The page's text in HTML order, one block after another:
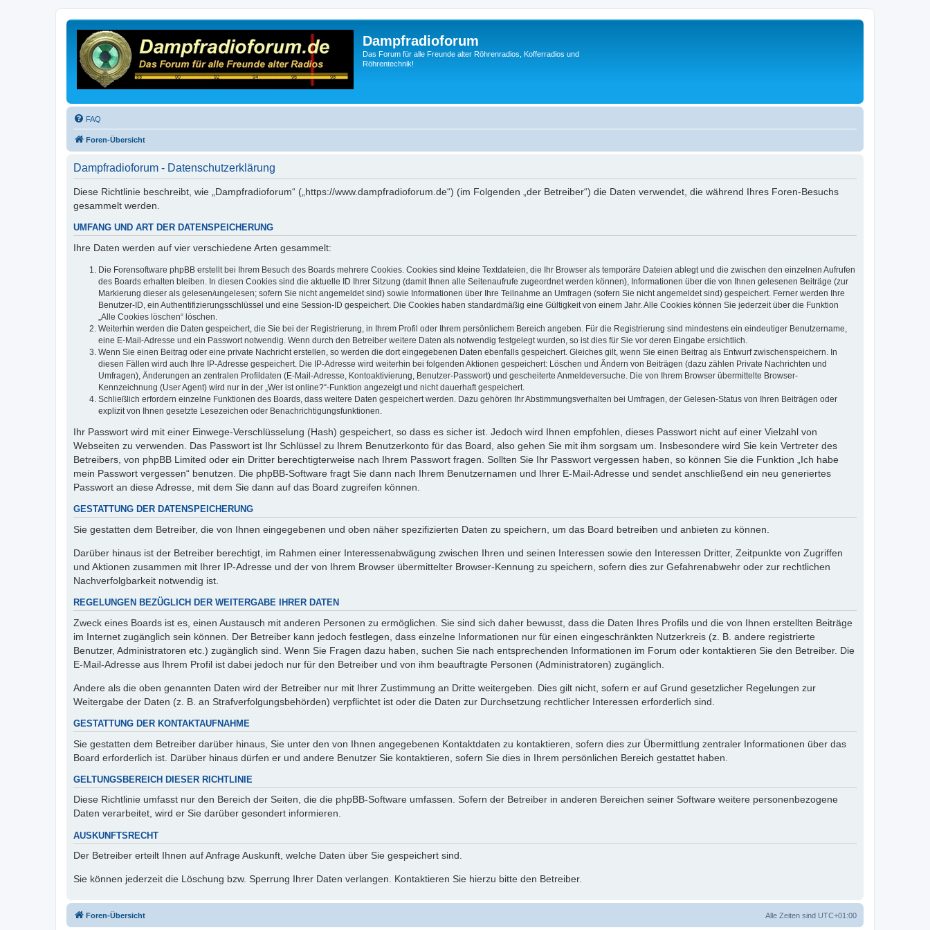
Dampfradioforum
Das Forum für alle Freunde alter Röhrenradios, Kofferradios und
Röhrentechnik!
FAQ
Foren-Übersicht
Dampfradioforum - Datenschutzerklärung
Diese Richtlinie beschreibt, wie „Dampfradioforum“ („https://www.dampfradioforum.de“) (im Folgenden „der Betreiber“) die Daten verwendet, die während Ihres Foren-Besuchs
gesammelt werden.
UMFANG UND ART DER DATENSPEICHERUNG
Ihre Daten werden auf vier verschiedene Arten gesammelt:
Die Forensoftware phpBB erstellt bei Ihrem Besuch des Boards mehrere Cookies. Cookies sind kleine Textdateien, die Ihr Browser als temporäre Dateien ablegt und die zwischen den einzelnen Aufrufen
des Boards erhalten bleiben. In diesen Cookies sind die aktuelle ID Ihrer Sitzung (damit Ihnen alle Seitenaufrufe zugeordnet werden können), Informationen über die von Ihnen gelesenen Beiträge (zur
Markierung dieser als gelesen/ungelesen; sofern Sie nicht angemeldet sind) sowie Informationen über Ihre Teilnahme an Umfragen (sofern Sie nicht angemeldet sind) gespeichert. Ferner werden Ihre
Benutzer-ID, ein Authentifizierungsschlüssel und eine Session-ID gespeichert. Die Cookies haben standardmäßig eine Gültigkeit von einem Jahr. Alle Cookies können Sie jederzeit über die Funktion
„Alle Cookies löschen“ löschen.
Weiterhin werden die Daten gespeichert, die Sie bei der Registrierung, in Ihrem Profil oder Ihrem persönlichem Bereich angeben. Für die Registrierung sind mindestens ein eindeutiger Benutzername,
eine E-Mail-Adresse und ein Passwort notwendig. Wenn durch den Betreiber weitere Daten als notwendig festgelegt wurden, so ist dies für Sie vor deren Eingabe ersichtlich.
Wenn Sie einen Beitrag oder eine private Nachricht erstellen, so werden die dort eingegebenen Daten ebenfalls gespeichert. Gleiches gilt, wenn Sie einen Beitrag als Entwurf zwischenspeichern. In
diesen Fällen wird auch Ihre IP-Adresse gespeichert. Die IP-Adresse wird weiterhin bei folgenden Aktionen gespeichert: Löschen und Ändern von Beiträgen (dazu zählen Private Nachrichten und
Umfragen), Änderungen an zentralen Profildaten (E-Mail-Adresse, Kontoaktivierung, Benutzer-Passwort) und gescheiterte Anmeldeversuche. Die von Ihrem Browser übermittelte Browser-
Kennzeichnung (User Agent) wird nur in der „Wer ist online?“-Funktion angezeigt und nicht dauerhaft gespeichert.
Schließlich erfordern einzelne Funktionen des Boards, dass weitere Daten gespeichert werden. Dazu gehören Ihr Abstimmungsverhalten bei Umfragen, der Gelesen-Status von Ihren Beiträgen oder
explizit von Ihnen gesetzte Lesezeichen oder Benachrichtigungsfunktionen.
Ihr Passwort wird mit einer Einwege-Verschlüsselung (Hash) gespeichert, so dass es sicher ist. Jedoch wird Ihnen empfohlen, dieses Passwort nicht auf einer Vielzahl von
Webseiten zu verwenden. Das Passwort ist Ihr Schlüssel zu Ihrem Benutzerkonto für das Board, also gehen Sie mit ihm sorgsam um. Insbesondere wird Sie kein Vertreter des
Betreibers, von phpBB Limited oder ein Dritter berechtigterweise nach Ihrem Passwort fragen. Sollten Sie Ihr Passwort vergessen haben, so können Sie die Funktion „Ich habe
mein Passwort vergessen“ benutzen. Die phpBB-Software fragt Sie dann nach Ihrem Benutzernamen und Ihrer E-Mail-Adresse und sendet anschließend ein neu generiertes
Passwort an diese Adresse, mit dem Sie dann auf das Board zugreifen können.
GESTATTUNG DER DATENSPEICHERUNG
Sie gestatten dem Betreiber, die von Ihnen eingegebenen und oben näher spezifizierten Daten zu speichern, um das Board betreiben und anbieten zu können.
Darüber hinaus ist der Betreiber berechtigt, im Rahmen einer Interessenabwägung zwischen Ihren und seinen Interessen sowie den Interessen Dritter, Zeitpunkte von Zugriffen
und Aktionen zusammen mit Ihrer IP-Adresse und der von Ihrem Browser übermittelter Browser-Kennung zu speichern, sofern dies zur Gefahrenabwehr oder zur rechtlichen
Nachverfolgbarkeit notwendig ist.
REGELUNGEN BEZÜGLICH DER WEITERGABE IHRER DATEN
Zweck eines Boards ist es, einen Austausch mit anderen Personen zu ermöglichen. Sie sind sich daher bewusst, dass die Daten Ihres Profils und die von Ihnen erstellten Beiträge
im Internet zugänglich sein können. Der Betreiber kann jedoch festlegen, dass einzelne Informationen nur für einen eingeschränkten Nutzerkreis (z. B. andere registrierte
Benutzer, Administratoren etc.) zugänglich sind. Wenn Sie Fragen dazu haben, suchen Sie nach entsprechenden Informationen im Forum oder kontaktieren Sie den Betreiber. Die
E-Mail-Adresse aus Ihrem Profil ist dabei jedoch nur für den Betreiber und von ihm beauftragte Personen (Administratoren) zugänglich.
Andere als die oben genannten Daten wird der Betreiber nur mit Ihrer Zustimmung an Dritte weitergeben. Dies gilt nicht, sofern er auf Grund gesetzlicher Regelungen zur
Weitergabe der Daten (z. B. an Strafverfolgungsbehörden) verpflichtet ist oder die Daten zur Durchsetzung rechtlicher Interessen erforderlich sind.
GESTATTUNG DER KONTAKTAUFNAHME
Sie gestatten dem Betreiber darüber hinaus, Sie unter den von Ihnen angegebenen Kontaktdaten zu kontaktieren, sofern dies zur Übermittlung zentraler Informationen über das
Board erforderlich ist. Darüber hinaus dürfen er und andere Benutzer Sie kontaktieren, sofern Sie dies in Ihrem persönlichen Bereich gestattet haben.
GELTUNGSBEREICH DIESER RICHTLINIE
Diese Richtlinie umfasst nur den Bereich der Seiten, die die phpBB-Software umfassen. Sofern der Betreiber in anderen Bereichen seiner Software weitere personenbezogene
Daten verarbeitet, wird er Sie darüber gesondert informieren.
AUSKUNFTSRECHT
Der Betreiber erteilt Ihnen auf Anfrage Auskunft, welche Daten über Sie gespeichert sind.
Sie können jederzeit die Löschung bzw. Sperrung Ihrer Daten verlangen. Kontaktieren Sie hierzu bitte den Betreiber.
Foren-Übersicht Alle Zeiten sind UTC+01:00